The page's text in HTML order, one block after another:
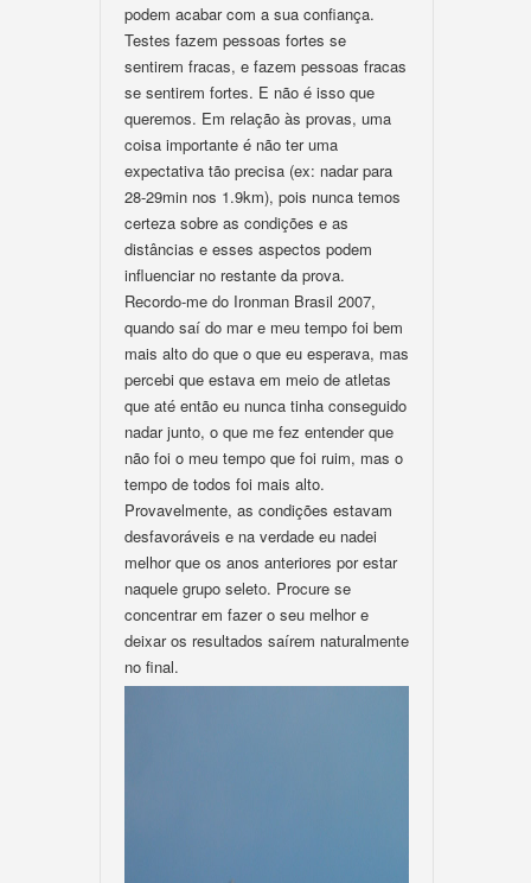
podem acabar com a sua confiança.
Testes fazem pessoas fortes se
sentirem fracas, e fazem pessoas fracas
se sentirem fortes. E não é isso que
queremos. Em relação às provas, uma
coisa importante é não ter uma
expectativa tão precisa (ex: nadar para
28-29min nos 1.9km), pois nunca temos
certeza sobre as condições e as
distâncias e esses aspectos podem
influenciar no restante da prova.
Recordo-me do Ironman Brasil 2007,
quando saí do mar e meu tempo foi bem
mais alto do que o que eu esperava, mas
percebi que estava em meio de atletas
que até então eu nunca tinha conseguido
nadar junto, o que me fez entender que
não foi o meu tempo que foi ruim, mas o
tempo de todos foi mais alto.
Provavelmente, as condições estavam
desfavoráveis e na verdade eu nadei
melhor que os anos anteriores por estar
naquele grupo seleto. Procure se
concentrar em fazer o seu melhor e
deixar os resultados saírem naturalmente
no final.